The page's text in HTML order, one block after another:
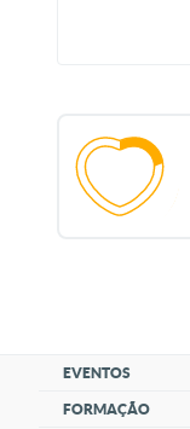
EVENTOS
FORMAÇÃO